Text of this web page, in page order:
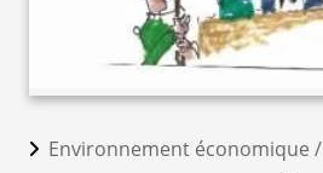
Environnement économique /